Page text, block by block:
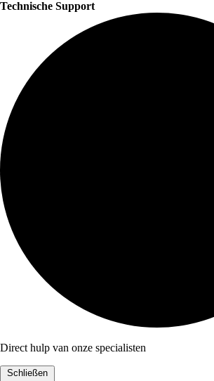
Technische Support
Direct hulp van onze specialisten
Schließen